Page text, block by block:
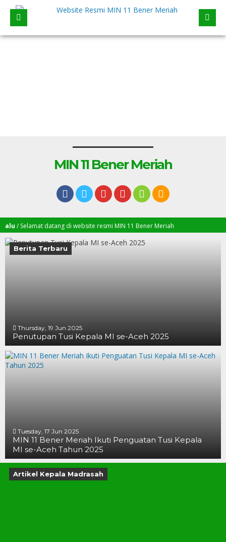
MIN 11 Bener Meriah
/ Selamat datang di website resmi MIN 11 Bener Meriah
Berita Terbaru
Thursday, 19 Jun 2025
Penutupan Tusi Kepala MI se-Aceh 2025
Tuesday, 17 Jun 2025
MIN 11 Bener Meriah Ikuti Penguatan Tusi Kepala
MI se-Aceh Tahun 2025
Artikel Kepala Madrasah